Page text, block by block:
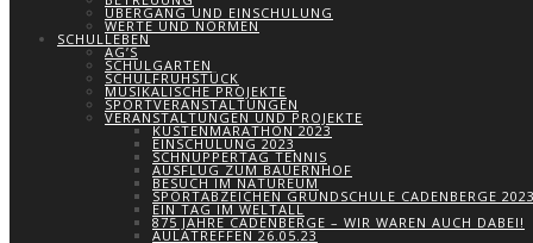
ÜBERGANG UND EINSCHULUNG
WERTE UND NORMEN
SCHULLEBEN
AG’S
SCHULGARTEN
SCHULFRÜHSTÜCK
MUSIKALISCHE PROJEKTE
SPORTVERANSTALTUNGEN
VERANSTALTUNGEN UND PROJEKTE
KÜSTENMARATHON 2023
EINSCHULUNG 2023
SCHNUPPERTAG TENNIS
AUSFLUG ZUM BAUERNHOF
BESUCH IM NATUREUM
SPORTABZEICHEN GRUNDSCHULE CADENBERGE
EIN TAG IM WELTALL
875 JAHRE CADENBERGE – WIR WAREN AUCH DABEI!
AULATREFFEN 26.05.23